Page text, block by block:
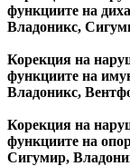
функциите на
Владоникс,
Корекция на
функциите на
Владоникс,
Корекция на
функциите на
Сигумир,